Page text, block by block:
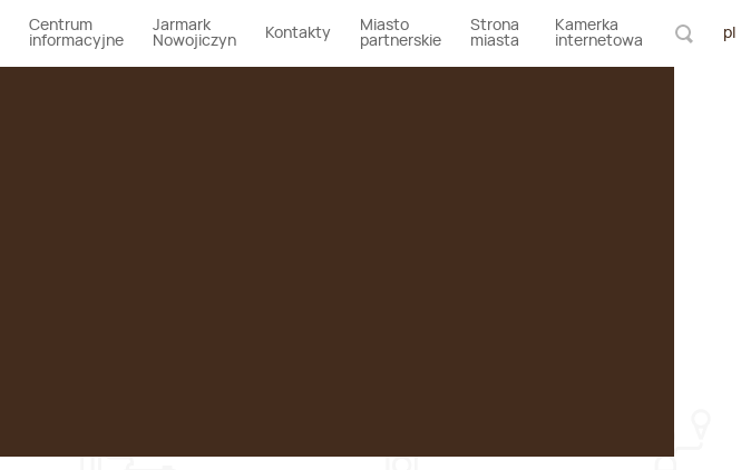
Centrum
informacyjne
Jarmark
Nowojiczyn
Kontakty
Miasto
partnerskie
Strona
miasta
Kamerka
internetowa
pl